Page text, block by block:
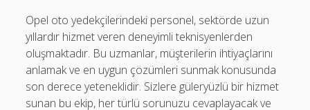
Opel oto yedekçilerindeki personel, sektörde uzun
yıllardır hizmet veren deneyimli teknisyenlerden
oluşmaktadır. Bu uzmanlar, müşterilerin ihtiyaçlarını
anlamak ve en uygun çözümleri sunmak konusunda
son derece yeteneklidir. Sizlere güleryüzlü bir hizmet
sunan bu ekip, her türlü sorunuzu cevaplayacak ve